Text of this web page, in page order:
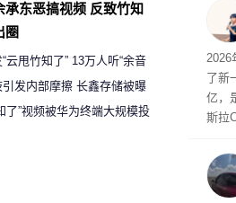
用“
“薅
元。
2026
了新
亿，
斯拉
第
承东恶搞视频 反致竹知
圈
云甩竹知了” 13万人听“余音
发内部摩擦 长鑫存储被曝
工程师驱逐出研发基地
了”视频被华为终端大规模投